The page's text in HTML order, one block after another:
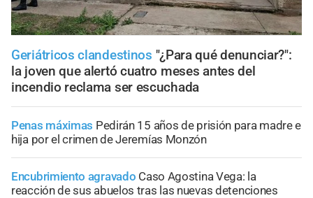
Geriátricos clandestinos "¿Para qué denunciar?":
la joven que alertó cuatro meses antes del
incendio reclama ser escuchada
Penas máximas Pedirán 15 años de prisión para madre e
hija por el crimen de Jeremías Monzón
Encubrimiento agravado Caso Agostina Vega: la
reacción de sus abuelos tras las nuevas detenciones